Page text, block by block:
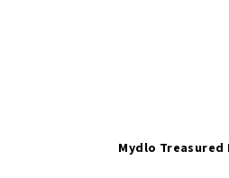
Mydlo Treasured